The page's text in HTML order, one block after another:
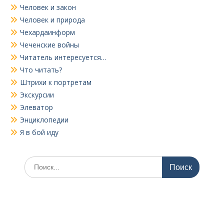
Человек и закон
Человек и природа
Чехардаинформ
Чеченские войны
Читатель интересуется…
Что читать?
Штрихи к портретам
Экскурсии
Элеватор
Энциклопедии
Я в бой иду
Поиск
по: